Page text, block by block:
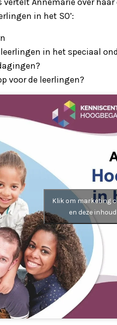
in het SO’:
in het speciaal
voor de leerlingen?
Klik om marketing
en deze